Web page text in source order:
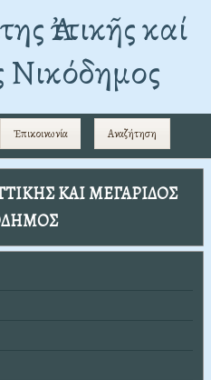
Ἀττικῆς καί
Νικόδημος
Ἐπικοινωνία Αναζήτηση
ΚΑΙ ΜΕΓΑΡΙΔΟΣ